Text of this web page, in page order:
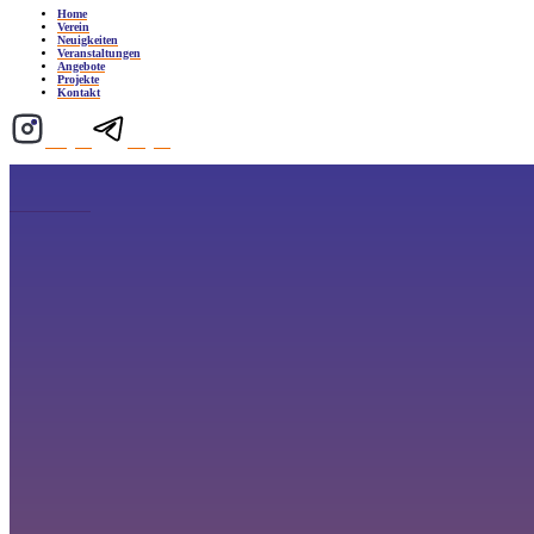
Home
Verein
Neuigkeiten
Veranstaltungen
Angebote
Projekte
Kontakt